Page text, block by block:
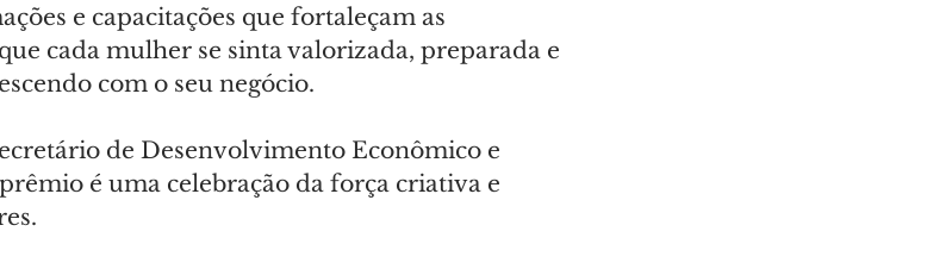
e capacitações que fortaleçam as
cada mulher se sinta valorizada, preparada e
com o seu negócio.
de Desenvolvimento Econômico e
é uma celebração da força criativa e